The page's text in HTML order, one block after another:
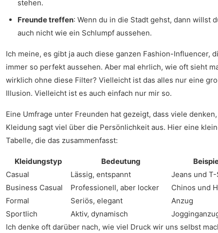
stehen.
Freunde treffen: Wenn du in die Stadt gehst, dann willst
auch nicht wie ein Schlumpf aussehen.
Ich meine, es gibt ja auch diese ganzen Fashion-Influencer,
immer so perfekt aussehen. Aber mal ehrlich, wie oft sieht
wirklich ohne diese Filter? Vielleicht ist das alles nur eine
Illusion. Vielleicht ist es auch einfach nur mir so.
Eine Umfrage unter Freunden hat gezeigt, dass viele denken,
Kleidung sagt viel über die Persönlichkeit aus. Hier eine
Tabelle, die das zusammenfasst:
Kleidungstyp Bedeutung
Casual
Lässig, entspannt
Jeans und
Business Casual
Professionell, aber locker
Chinos und
Formal
Seriös, elegant
Anzug
Sportlich
Aktiv, dynamisch
Ich denke oft darüber nach, wie viel Druck wir uns selbst